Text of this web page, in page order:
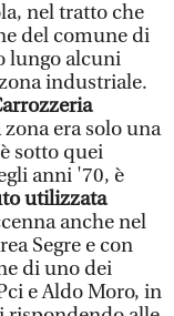
nel tratto che
del comune di
lungo alcuni
industriale.
era solo una
sotto quei
anni '70, è
utilizzata
anche nel
Segre e con
di uno dei
e Aldo Moro, in